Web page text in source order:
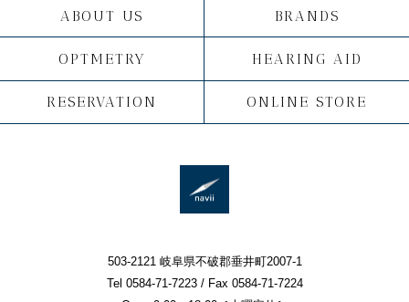
ABOUT US BRANDS
OPTMETRY HEARING AID
RESERVATION ONLINE STORE
503-2121 岐阜県不破郡垂井町2007-1
Tel 0584-71-7223 / Fax 0584-71-7224